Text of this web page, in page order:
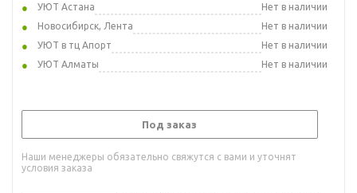
УЮТ Астана
Нет в наличии
Новосибирск, Лента
Нет в наличии
УЮТ в тц Апорт
Нет в наличии
УЮТ Алматы
Нет в наличии
Под заказ
Наши менеджеры обязательно свяжутся с вами и уточнят
условия заказа